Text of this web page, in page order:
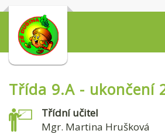
Třída 9.A - ukončení
Třídní učitel
Mgr. Martina Hrušková